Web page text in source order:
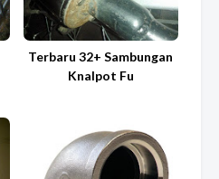
Terbaru 32+ Sambungan
Knalpot Fu